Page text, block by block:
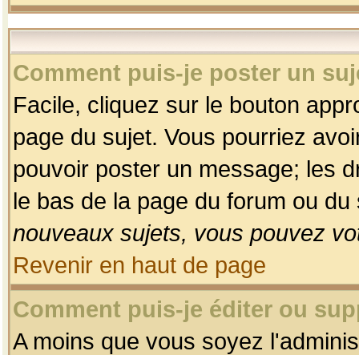
Comment puis-je poster un
Facile, cliquez sur le bouton
page du sujet. Vous pourriez
pouvoir poster un message; les
le bas de la page du forum ou
nouveaux sujets, vous pouvez
Revenir en haut de page
Comment puis-je éditer ou
A moins que vous soyez